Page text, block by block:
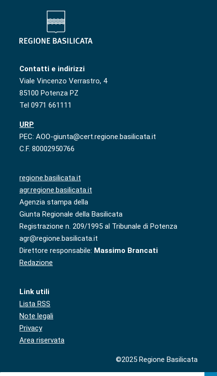
Contatti e indirizzi
Viale Vincenzo Verrastro, 4
85100 Potenza PZ
Tel 0971 661111
URP
PEC: AOO-giunta@cert.regione.basilicata.it
C.F. 80002950766
regione.basilicata.it
agr.regione.basilicata.it
Agenzia stampa della
Giunta Regionale della Basilicata
Registrazione n. 209/1995 al Tribunale di Potenza
agr@regione.basilicata.it
Direttore responsabile: Massimo Brancati
Redazione
Link utili
Lista RSS
Note legali
Privacy
Area riservata
©2025 Regione Basilicata